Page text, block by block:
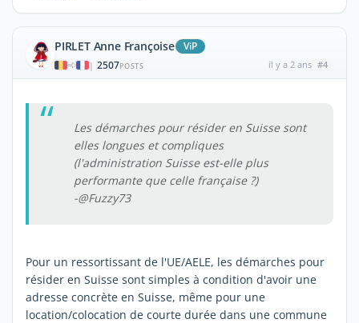
PIRLET Anne Françoise ViP
| 2507POSTS il y a 2 ans #4
Les démarches pour résider en Suisse sont
elles longues et compliques
(l'administration Suisse est-elle plus
performante que celle française ?)
-@Fuzzy73
Pour un ressortissant de l'UE/AELE, les démarches pour
résider en Suisse sont simples à condition d'avoir une
adresse concrète en Suisse, même pour une
location/colocation de courte durée dans une commune